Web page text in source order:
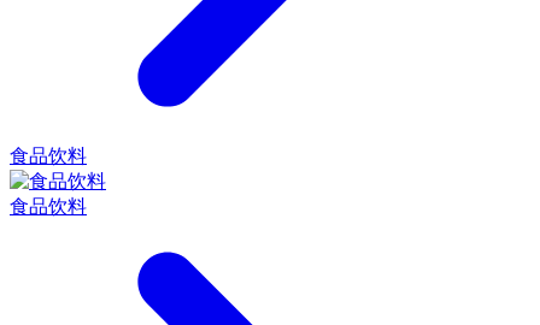
食品饮料
食品饮料